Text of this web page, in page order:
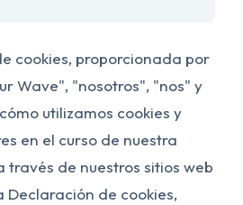
cookies, proporcionada por
Wave", "nosotros", "nos" y
utilizamos cookies y
en el curso de nuestra
través de nuestros sitios web
Declaración de cookies,